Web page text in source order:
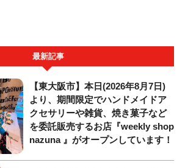
最新記事
【東大阪市】本日(2026年8月7日)
より、期間限定でハンドメイドア
クセサリーや雑貨、焼き菓子など
を委託販売するお店『weekly shop
nazuna 』がオープンしています！